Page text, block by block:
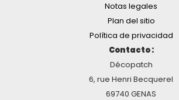
Notas legales
Plan del sitio
Política de privacidad
Contacto :
Décopatch
6, rue Henri Becquerel
69740 GENAS